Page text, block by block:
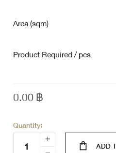
Area (sqm)
Product Required / pcs.
0.00฿
Quantity:
ADD